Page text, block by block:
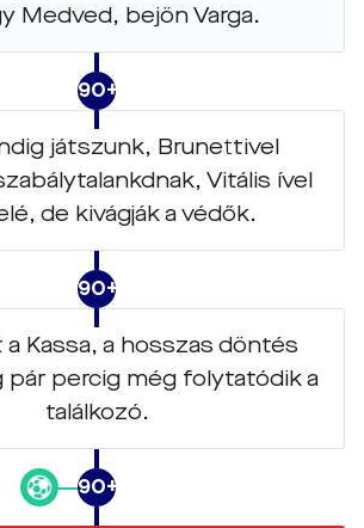
Medved, bejön Varga.
90+10
játszunk, Brunettivel
Vitális ível
de kivágják a védők.
90+6
a Kassa, a hosszas döntés
percig még folytatódik a
találkozó.
90+6